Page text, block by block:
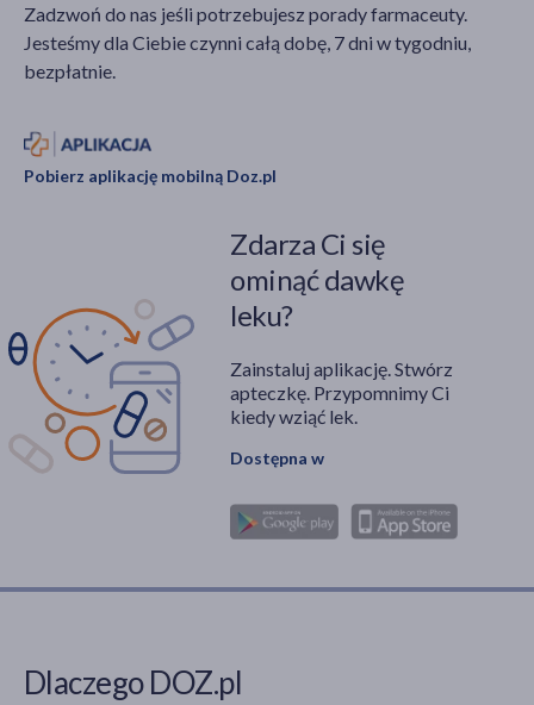
wykonywać
samodzielnie w domu.
Zadzwoń do nas jeśli potrzebujesz porady farmaceuty.
Jesteśmy dla Ciebie czynni całą dobę, 7 dni w tygodniu,
bezpłatnie.
Pobierz aplikację mobilną Doz.pl
Zdarza Ci się
ominąć dawkę
leku?
Zainstaluj aplikację. Stwórz
apteczkę. Przypomnimy Ci
kiedy wziąć lek.
Dostępna w
Dlaczego DOZ.pl